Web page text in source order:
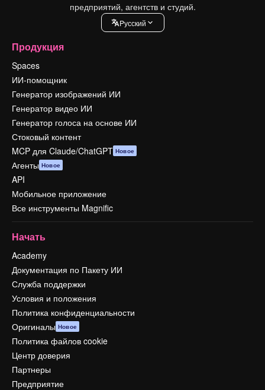
предприятий, агентств и студий.
Pусский
Продукция
Spaces
ИИ-помощник
Генератор изображений ИИ
Генератор видео ИИ
Генератор голоса на основе ИИ
Стоковый контент
MCP для Claude/ChatGPT Новое
Агенты Новое
API
Мобильное приложение
Все инструменты Magnific
Начать
Academy
Документация по Пакету ИИ
Служба поддержки
Условия и положения
Политика конфиденциальности
Оригиналы Новое
Политика файлов cookie
Центр доверия
Партнеры
Предприятие